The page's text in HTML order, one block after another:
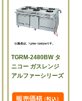
TGRM-2480BW タ
ニコー ガスレンジ
アルファーシリーズ